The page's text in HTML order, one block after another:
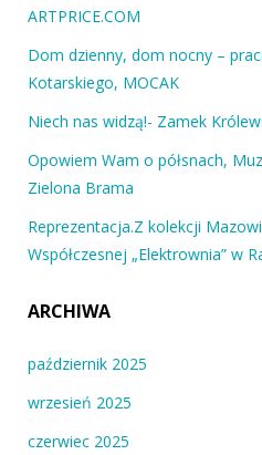
ARTPRICE.COM
Dom dzienny, dom nocny –
Kotarskiego, MOCAK
Niech nas widzą!- Zamek
Opowiem Wam o półsnach,
Zielona Brama
Reprezentacja.Z kolekcji
Współczesnej „Elektrownia” w
ARCHIWA
październik 2025
wrzesień 2025
czerwiec 2025